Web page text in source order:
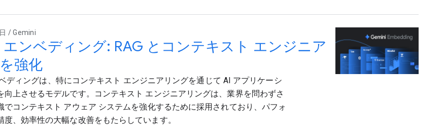
/ Gemini
エンベディング: RAG とコンテキスト エンジニア
強化
ディングは、特にコンテキスト エンジニアリングを通じて AI アプリケーシ
向上させるモデルです。コンテキスト エンジニアリングは、業界を問わずさ
でコンテキスト アウェア システムを強化するために採用されており、パフォ
度、効率性の大幅な改善をもたらしています。